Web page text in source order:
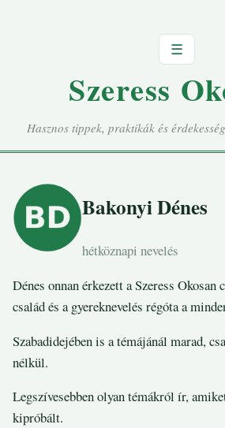
☰
Szeress
Hasznos tippek, praktikák és
Bakonyi Dénes
hétköznapi nevelés
Dénes onnan érkezett a Szeress Okosan
család és a gyereknevelés régóta a
Szabadidejében is a témájánál marad,
nélkül.
Legszívesebben olyan témákról ír,
kipróbált.